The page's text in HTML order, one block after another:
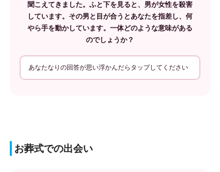
聞こえてきました。ふと下を見ると、男が女性を殺害
しています。その男と目が合うとあなたを指差し、何
やら手を動かしています。一体どのような意味がある
のでしょうか？
あなたなりの回答が思い浮かんだらタップしてください
お葬式での出会い